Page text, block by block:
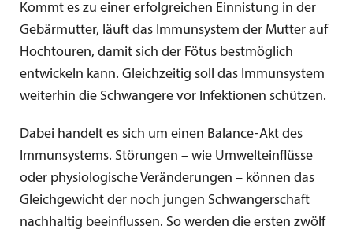
Kommt es zu einer erfolgreichen Einnistung in der
Gebärmutter, läuft das Immunsystem der Mutter auf
Hochtouren, damit sich der Fötus bestmöglich
entwickeln kann. Gleichzeitig soll das Immunsystem
weiterhin die Schwangere vor Infektionen schützen.
Dabei handelt es sich um einen Balance-Akt des
Immunsystems. Störungen – wie Umwelteinflüsse
oder physiologische Veränderungen – können das
Gleichgewicht der noch jungen Schwangerschaft
nachhaltig beeinflussen. So werden die ersten zwölf